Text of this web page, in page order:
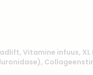
, Vitamine infuus,
,